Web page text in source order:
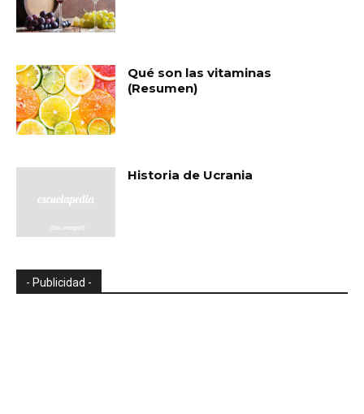
Qué son las vitaminas
(Resumen)
Historia de Ucrania
- Publicidad -